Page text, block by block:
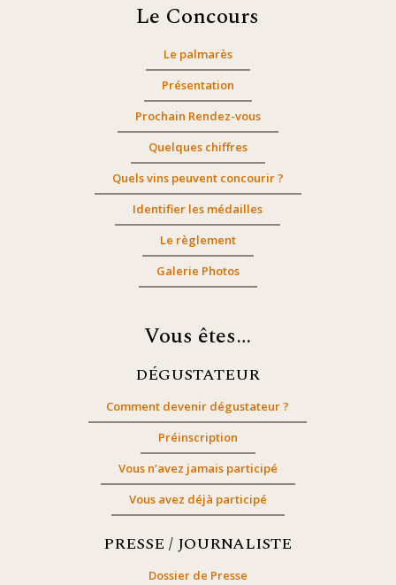
Le Concours
Le palmarès
Présentation
Prochain Rendez-vous
Quelques chiffres
Quels vins peuvent concourir ?
Identifier les médailles
Le règlement
Galerie Photos
Vous êtes…
DÉGUSTATEUR
Comment devenir dégustateur ?
Préinscription
Vous n’avez jamais participé
Vous avez déjà participé
PRESSE / JOURNALISTE
Dossier de Presse